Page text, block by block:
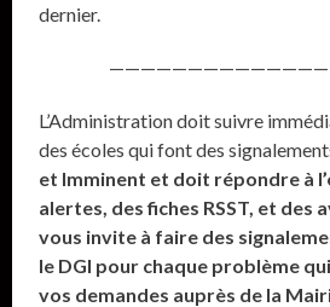
dernier.
L’Administration doit suivre
des écoles qui font des
et Imminent et doit répondre à
alertes, des fiches RSST, et des
vous invite à faire des
le DGI pour chaque problème
vos demandes auprès de la